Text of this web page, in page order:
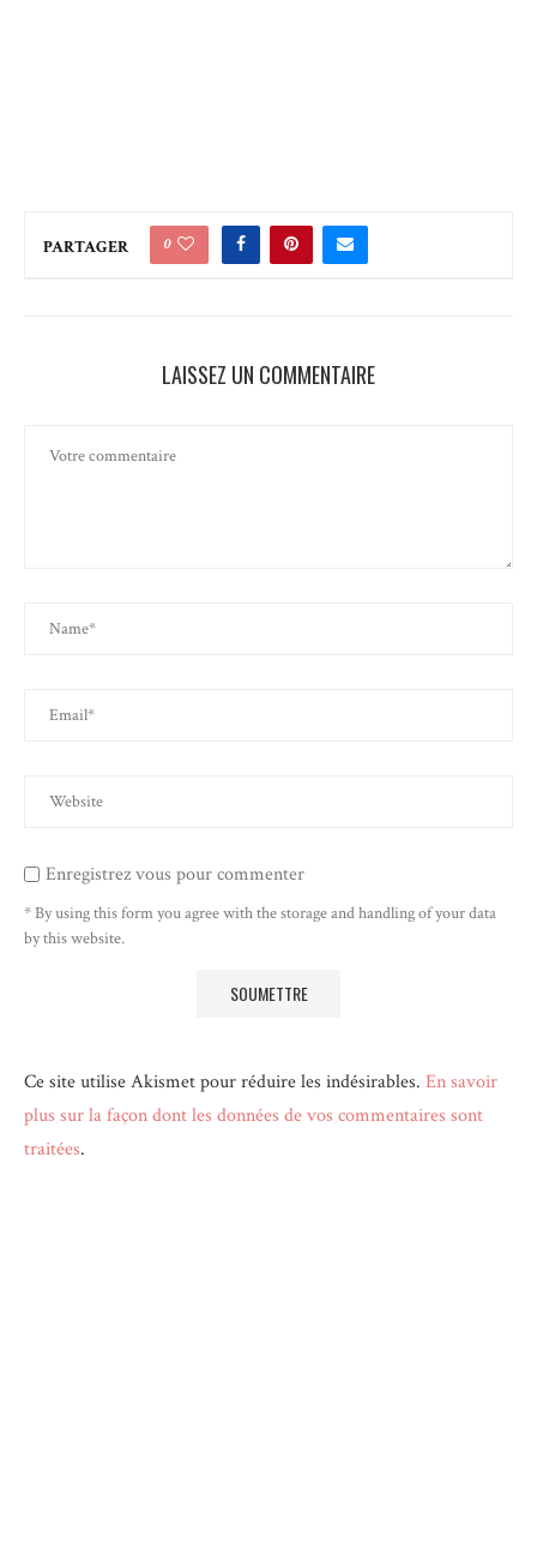
PARTAGER 0
LAISSEZ UN COMMENTAIRE
Enregistrez vous pour commenter
* By using this form you agree with the storage and handling of your data
by this website.
Ce site utilise Akismet pour réduire les indésirables. En savoir
plus sur la façon dont les données de vos commentaires sont
traitées.